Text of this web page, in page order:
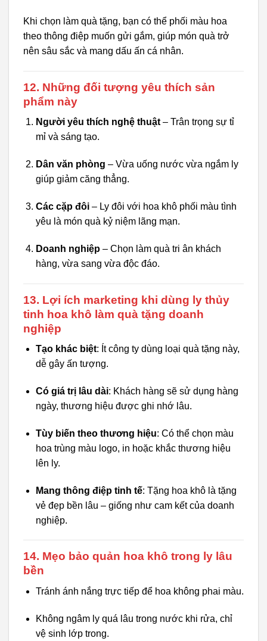
Khi chọn làm quà tặng, bạn có thể phối màu hoa
theo thông điệp muốn gửi gắm, giúp món quà trở
nên sâu sắc và mang dấu ấn cá nhân.
12. Những đối tượng yêu thích sản
phẩm này
Người yêu thích nghệ thuật– Trân trọng sự tỉ
mỉ và sáng tạo.
Dân văn phòng – Vừa uống nước vừa ngắm ly
giúp giảm căng thẳng.
Các cặp đôi– Ly đôi với hoa khô phối màu tình
yêu là món quà kỷ niệm lãng mạn.
Doanh nghiệp– Chọn làm quà tri ân khách
hàng, vừa sang vừa độc đáo.
13. Lợi ích marketing khi dùng ly thủy
tinh hoa khô làm quà tặng doanh
nghiệp
Tạo khác biệt: Ít công ty dùng loại quà tặng này,
dễ gây ấn tượng.
Có giá trị lâu dài: Khách hàng sẽ sử dụng hàng
ngày, thương hiệu được ghi nhớ lâu.
Tùy biến theo thương hiệu: Có thể chọn màu
hoa trùng màu logo, in hoặc khắc thương hiệu
lên ly.
Mang thông điệp tinh tế: Tặng hoa khô là tặng
vẻ đẹp bền lâu – giống như cam kết của doanh
nghiệp.
14. Mẹo bảo quản hoa khô trong ly lâu
bền
Tránh ánh nắng trực tiếp để hoa không phai màu.
Không ngâm ly quá lâu trong nước khi rửa, chỉ
vệ sinh lớp trong.